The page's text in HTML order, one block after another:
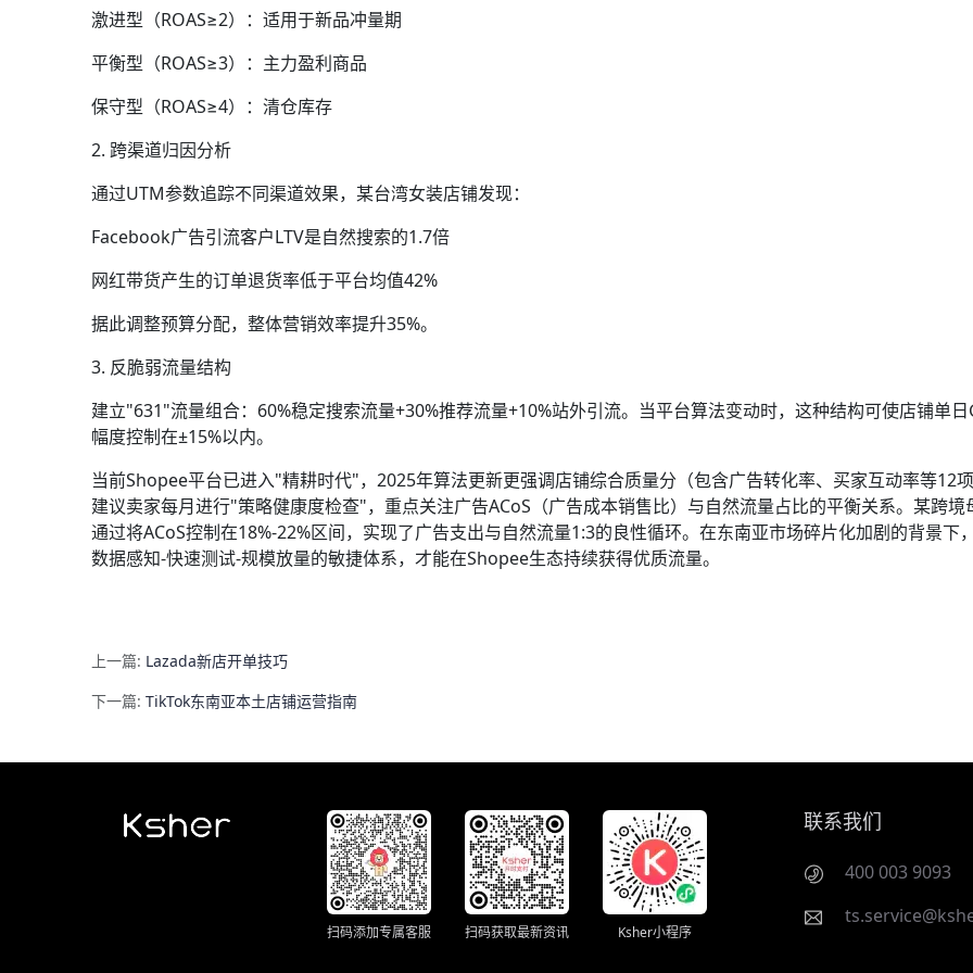
激进型（ROAS≥2）：适用于新品冲量期
平衡型（ROAS≥3）：主力盈利商品
保守型（ROAS≥4）：清仓库存
2. 跨渠道归因分析
通过UTM参数追踪不同渠道效果，某台湾女装店铺发现：
Facebook广告引流客户LTV是自然搜索的1.7倍
网红带货产生的订单退货率低于平台均值42%
据此调整预算分配，整体营销效率提升35%。
3. 反脆弱流量结构
建立"631"流量组合：60%稳定搜索流量+30%推荐流量+10%站外引流。当平台算法变动时，这种结构可使店铺单
幅度控制在±15%以内。
当前Shopee平台已进入"精耕时代"，2025年算法更新更强调店铺综合质量分（包含广告转化率、买家互动率等12项
建议卖家每月进行"策略健康度检查"，重点关注广告ACoS（广告成本销售比）与自然流量占比的平衡关系。某跨境
通过将ACoS控制在18%-22%区间，实现了广告支出与自然流量1:3的良性循环。在东南亚市场碎片化加剧的背景下
数据感知-快速测试-规模放量的敏捷体系，才能在Shopee生态持续获得优质流量。
上一篇: Lazada新店开单技巧
下一篇: TikTok东南亚本土店铺运营指南
扫码添加专属客服 扫码获取最新资讯 Ksher小程序
联系我们
400 003 9093